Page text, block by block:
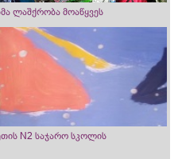
ლაშქრობა მოაწყვეს
N2 საჯარო სკოლის